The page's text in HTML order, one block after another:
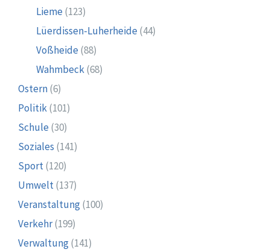
Lieme (123)
Lüerdissen-Luherheide (44)
Voßheide (88)
Wahmbeck(68)
Ostern(6)
Politik(101)
Schule (30)
Soziales (141)
Sport(120)
Umwelt(137)
Veranstaltung(100)
Verkehr(199)
Verwaltung(141)